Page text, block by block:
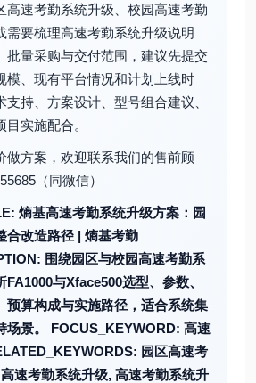
高速考勤系统升级、校园高速考勤
需要梳理高速考勤系统升级说明
批量采购与交付范围，建议先提交
模、现有平台情况和计划上线时
支持、方案设计、型号组合建议、
实施配合。
做方案，欢迎联系我们的售前顾
（同微信）
熵基高速考勤系统升级方案：园
合改造路径 | 熵基考勤
围绕园区与校园高速考勤系
与Xface500选型、参数、
预算构成与实施路径，适合系统集
场景。 FOCUS_KEYWORD: 高速
园区高速考
速考勤系统升级, 高速考勤系统升